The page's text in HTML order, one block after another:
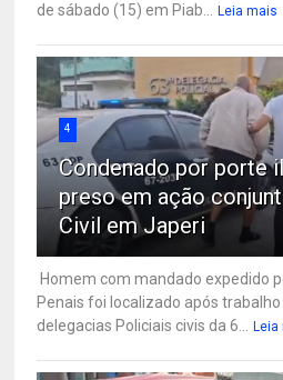
de sábado (15) em Piab... Leia mais
4
Condenado por porte
preso em ação
Civil em Japeri
Homem com mandado expedido
Penais foi localizado após
delegacias Policiais civis da 6... Leia